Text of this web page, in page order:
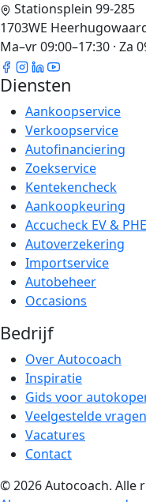
Stationsplein 99-285
1703WE
Ma–vr 09:00–17:30 · Za
Diensten
Aankoopservice
Verkoopservice
Autofinanciering
Zoekservice
Kentekencheck
Aankoopkeuring
Accucheck EV &
Autoverzekering
Importservice
Autobeheer
Occasions
Bedrijf
Over Autocoach
Inspiratie
Gids voor
Veelgestelde vragen
Vacatures
Contact
© 2026 Autocoach. Alle